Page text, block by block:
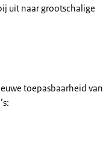
uit naar grootschalige
toepasbaarheid van